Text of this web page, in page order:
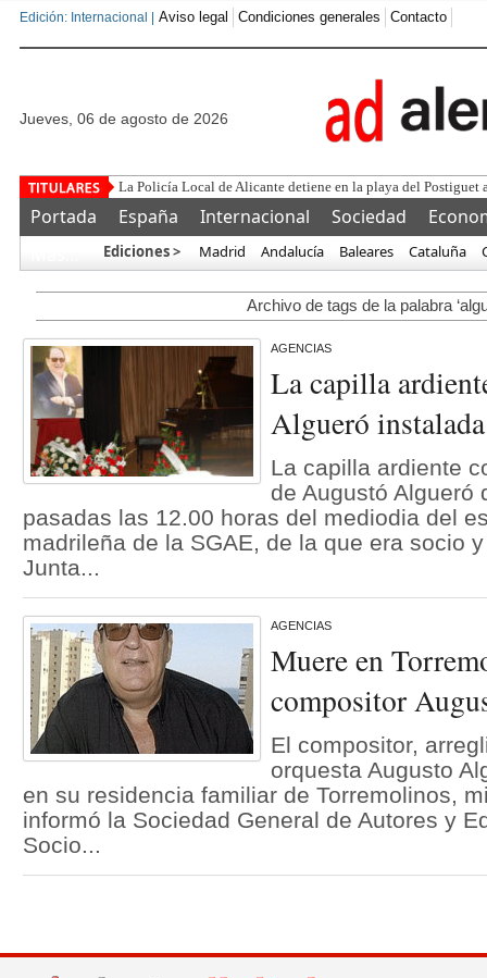
Edición: Internacional | Aviso legal Condiciones generales Contacto
jueves, 06 de agosto de 2026
La Policía Local de Alicante detiene en la playa del Postiguet
Portada España Internacional Sociedad
Ediciones > Madrid Andalucía Baleares Cataluña
Archivo de tags de la palabra
AGENCIAS
La capilla
Algueró
La capilla ardiente
de Augustó Algueró
pasadas las 12.00 horas del mediodia del
madrileña de la SGAE, de la que era socio
Junta...
AGENCIAS
Muere en
compositor
El compositor,
orquesta Augusto
en su residencia familiar de Torremolinos,
informó la Sociedad General de Autores y
Socio...